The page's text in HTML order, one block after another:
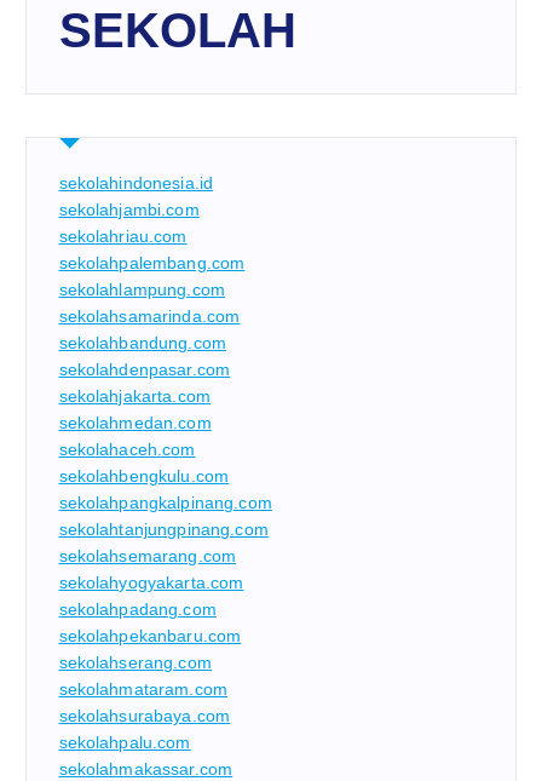
SEKOLAH
sekolahindonesia.id
sekolahjambi.com
sekolahriau.com
sekolahpalembang.com
sekolahlampung.com
sekolahsamarinda.com
sekolahbandung.com
sekolahdenpasar.com
sekolahjakarta.com
sekolahmedan.com
sekolahaceh.com
sekolahbengkulu.com
sekolahpangkalpinang.com
sekolahtanjungpinang.com
sekolahsemarang.com
sekolahyogyakarta.com
sekolahpadang.com
sekolahpekanbaru.com
sekolahserang.com
sekolahmataram.com
sekolahsurabaya.com
sekolahpalu.com
sekolahmakassar.com